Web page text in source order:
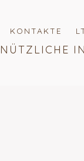
KONTAKTE
NÜTZLICHE